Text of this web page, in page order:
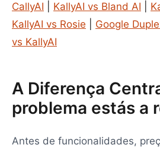
CallyAI
KallyAI vs Bland AI
KallyAI vs Rosie
Google
vs KallyAI
A Diferença
problema estás a
Antes de funcionalidades,